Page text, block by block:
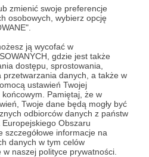
zmienić swoje preferencje
osobowych, wybierz opcję
ją wycofać w
gdzie jest także
dostępu, sprostowania,
przetwarzania danych, a także w
ustawień Twojej
Pamiętaj, że w
Twoje dane będą mogły być
odbiorców danych z państw
Obszaru
szczegółowe informacje na
danych w tym celów
naszej polityce prywatności.
bajkowepoddasze
PODDASZE